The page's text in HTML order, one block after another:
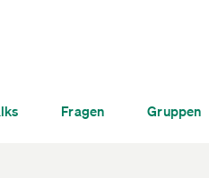
Fragen Gruppen